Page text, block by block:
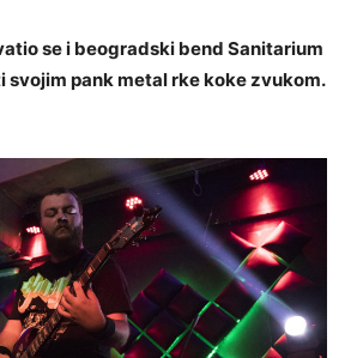
se i beogradski bend Sanitarium
svojim pank metal rke koke zvukom.